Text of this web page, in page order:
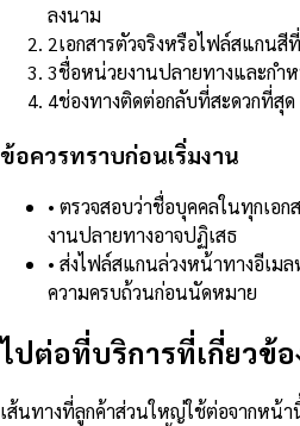
ลงนาม
2เอกสารตัวจริงหรือไฟล์สแกน
3ชื่อหน่วยงานปลายทางและกำ
4ช่องทางติดต่อกลับที่สะดวกที่สุ
ข้อควรทราบก่อนเริ่มงาน
• ตรวจสอบว่าชื่อบุคคลในทุกเอ
งานปลายทางอาจปฏิเสธ
• ส่งไฟล์สแกนล่วงหน้าทางอีเม
ความครบถ้วนก่อนนัดหมาย
ไปต่อที่บริการที่เกี่ยวข้อ
เส้นทางที่ลูกค้าส่วนใหญ่ใช้ต่อจากหน้